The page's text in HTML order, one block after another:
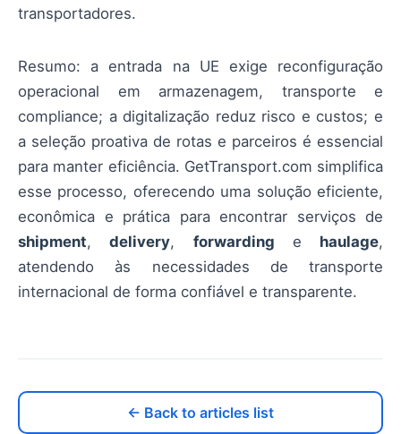
transportadores.
Resumo: a entrada na UE exige reconfiguração
operacional em armazenagem, transporte e
compliance; a digitalização reduz risco e custos; e
a seleção proativa de rotas e parceiros é essencial
para manter eficiência. GetTransport.com simplifica
esse processo, oferecendo uma solução eficiente,
econômica e prática para encontrar serviços de
shipment,delivery, forwarding e haulage,
atendendo às necessidades de transporte
internacional de forma confiável e transparente.
← Back to articles list